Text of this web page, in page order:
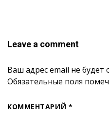
Leave a comment
Ваш адрес email не будет
Обязательные поля
КОММЕНТАРИЙ *